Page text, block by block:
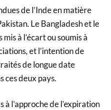
de l’Inde en matière
Le Bangladesh et le
à l’écart ou soumis à
et l’intention de
de longue date
ces deux pays.
à l’approche de l’expiration